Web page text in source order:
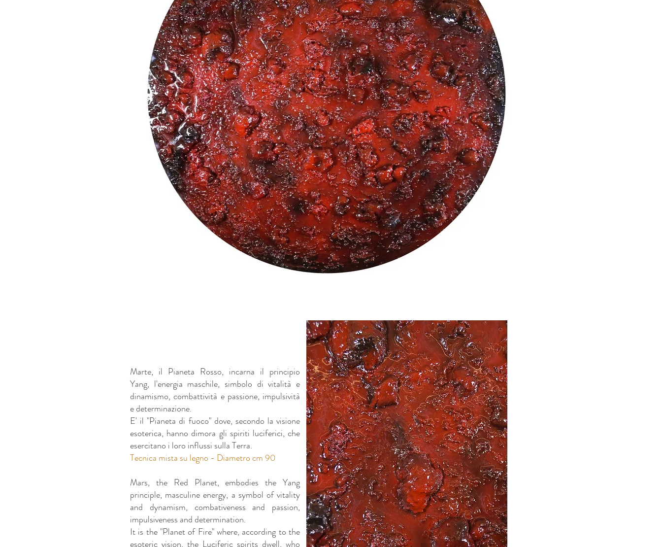
Marte, il Pianeta Rosso, incarna il principio
Yang, l'energia maschile, simbolo di vitalità e
dinamismo, combattività e passione, impulsività
e determinazione.
E' il "Pianeta di fuoco" dove, secondo la visione
esoterica, hanno dimora gli spiriti luciferici, che
esercitano i loro influssi sulla Terra.
Tecnica mista su legno - Diametro cm 90
Mars, the Red Planet, embodies the Yang
principle, masculine energy, a symbol of vitality
and dynamism, combativeness and passion,
impulsiveness and determination.
It is the "Planet of Fire" where, according to the
esoteric vision, the Luciferic spirits dwell, who